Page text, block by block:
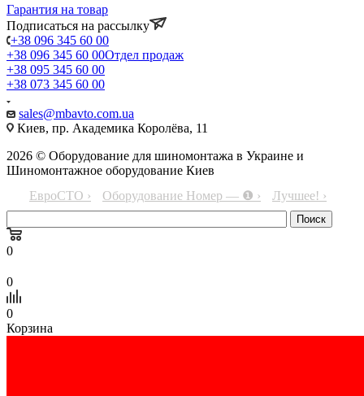
Гарантия на товар
Подписаться на рассылку
+38 096 345 60 00
+38 096 345 60 00Отдел продаж
+38 095 345 60 00
+38 073 345 60 00
sales@mbavto.com.ua
Киев, пр. Академика Королёва, 11
2026 © Оборудование для шиномонтажа в Украине и
Шиномонтажное оборудование Киев
ЕвроСТО ›
Оборудование Номер — ❶ › Лучшее! ›
0
0
0
Корзина